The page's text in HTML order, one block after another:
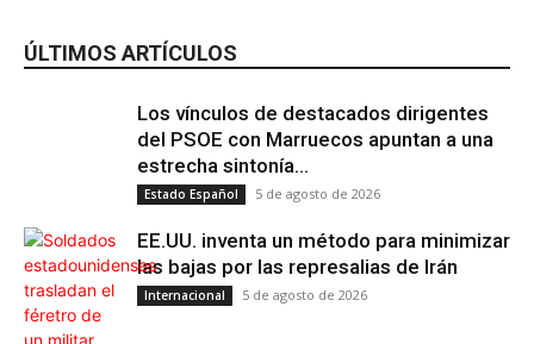
ÚLTIMOS ARTÍCULOS
Los vínculos de destacados dirigentes
del PSOE con Marruecos apuntan a una
estrecha sintonía...
Estado Español 5 de agosto de 2026
EE.UU. inventa un método para minimizar
las bajas por las represalias de Irán
Internacional 5 de agosto de 2026